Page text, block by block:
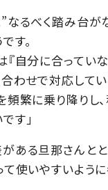
るべく踏み台が
す。
『自分に合ってい
わせで対応して
頻繁に乗り降りし
す」
ある旦那さんと
使いやすいように